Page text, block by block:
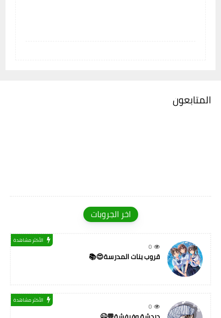
المتابعون
اخر الجروبات
0
الأكثر مشاهدة
قروب بنات المدرسة😍📚
0
الأكثر مشاهدة